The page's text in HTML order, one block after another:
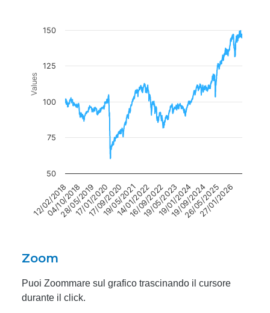
Values
12/02/2018
04/10/2018
28/05/2019
17/01/2020
17/09/2020
19/05/2021
14/01/2022
16/09/2022
19/05/2023
19/01/2024
19/09/2024
26/05/2025
27/01/2026
100
50
75
125
150
Zoom
Puoi Zoommare sul grafico trascinando il cursore
durante il click.